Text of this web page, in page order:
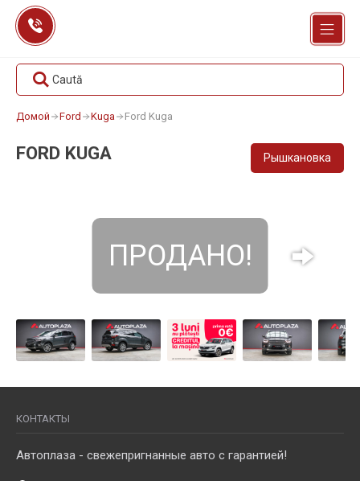
Перейти
содержанию
Caută
Домой Ford Kuga Ford Kuga
FORD KUGA Рышкановка
ПРОДАНО!
КОНТАКТЫ
Автоплаза - свежепригнанные авто с гарантией!